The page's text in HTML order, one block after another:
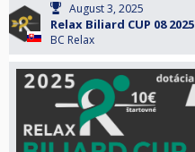
August 3, 2025
Relax Biliard CUP 08 2025
BC Relax